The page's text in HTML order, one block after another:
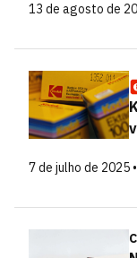
13 de agosto de
7 de julho de 2025